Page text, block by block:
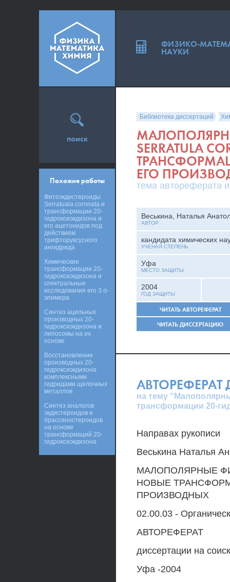
Библиотека диссертаций
SERRATULA
ЕГО
тема автореферата
Веськина, Наталья
АВТОР
кандидата химических
УЧЕНАЯ СТЕПЕНЬ
Уфа
МЕСТО ЗАЩИТЫ
2004
ГОД ЗАЩИТЫ
ЧИТАТЬ АВТОРЕФЕРАТ
ЧИТАТЬ ДИССЕРТАЦИЮ
АВТОРЕФЕРАТ
на тему
трансформации 20-
Направах рукописи
Веськина Наталья
МАЛОПОЛЯРНЫЕ
НОВЫЕ
ПРОИЗВОДНЫХ
02.00.03 -
АВТОРЕФЕРАТ
диссертации на
Уфа -2004
поиск
Похожие работы
Фитоэкдистероиды
Serratuala coronata и
трансформации 20-
гидроксиэкдизона и
его ацетонидов под
действием
трифторуксусного
ангидрида
Химические
трансформации 20-
гидроксиэкдизона и
спектральные
исследования его 3 α-
эпимера
Синтез ацильных
производных 20-
гидроксиэкдизона и
липосомы на их
основе
Восстановление
производных 20-
гидроксиэкдизона
комплексными
гидридами щелочных
металлов
Синтез аналогов
экдистероидов и
брассиностероидов
на основе
трансформаций 20-
гидроксиэкдизона
ФИЗИКО-
НАУКИ